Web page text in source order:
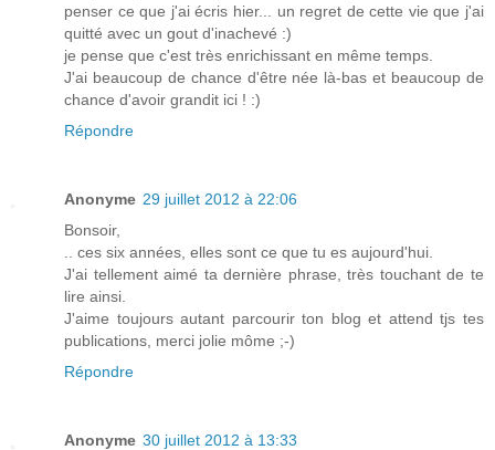
penser ce que j'ai écris hier... un regret de cette vie que j'ai
quitté avec un gout d'inachevé :)
je pense que c'est très enrichissant en même temps.
J'ai beaucoup de chance d'être née là-bas et beaucoup de
chance d'avoir grandit ici ! :)
Répondre
Anonyme 29 juillet 2012 à 22:06
Bonsoir,
.. ces six années, elles sont ce que tu es aujourd'hui.
J'ai tellement aimé ta dernière phrase, très touchant de te
lire ainsi.
J'aime toujours autant parcourir ton blog et attend tjs tes
publications, merci jolie môme ;-)
Répondre
Anonyme 30 juillet 2012 à 13:33